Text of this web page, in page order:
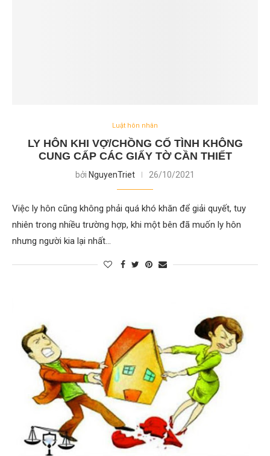
Luật hôn nhân
LY HÔN KHI VỢ/CHỒNG CỐ TÌNH KHÔNG
CUNG CẤP CÁC GIẤY TỜ CẦN THIẾT
bởi NguyenTriet 26/10/2021
Việc ly hôn cũng không phải quá khó khăn để giải quyết, tuy
nhiên trong nhiều trường hợp, khi một bên đã muốn ly hôn
nhưng người kia lại nhất…